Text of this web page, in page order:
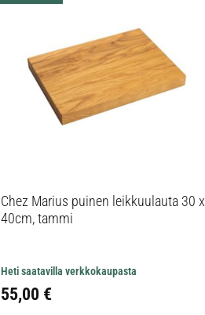
Chez Marius puinen leikkuulauta 30 x
40cm, tammi
Heti saatavilla verkkokaupasta
55,00 €